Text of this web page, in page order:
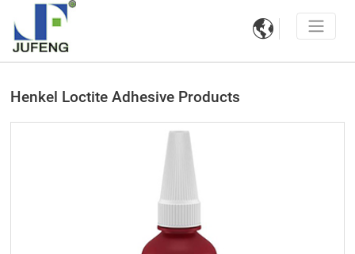

Henkel Loctite Adhesive Products